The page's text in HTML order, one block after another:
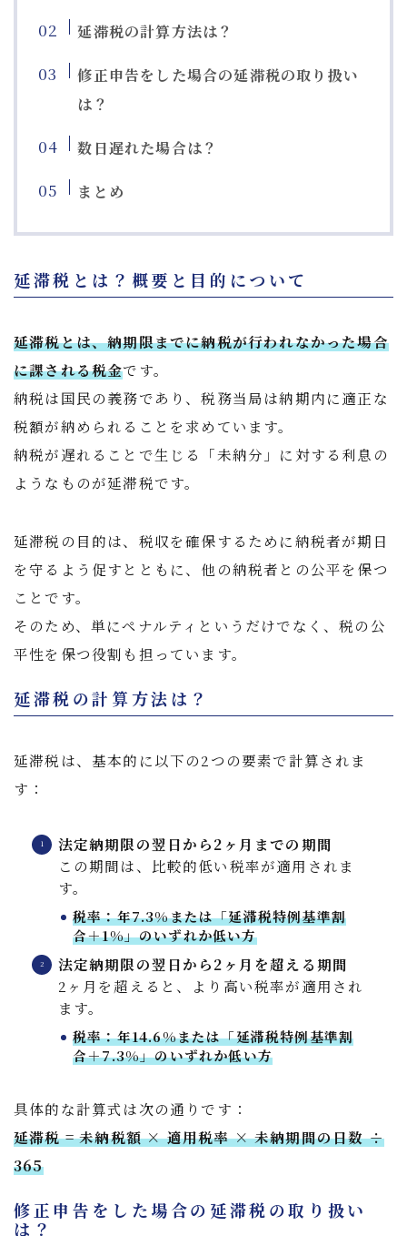
延滞税の計算方法は？
修正申告をした場合の延滞税の取り扱い
は？
数日遅れた場合は？
まとめ
延滞税とは？概要と目的について
延滞税とは、納期限までに納税が行われなかった場合
に課される税金です。
納税は国民の義務であり、税務当局は納期内に適正な
税額が納められることを求めています。
納税が遅れることで生じる「未納分」に対する利息の
ようなものが延滞税です。
延滞税の目的は、税収を確保するために納税者が期日
を守るよう促すとともに、他の納税者との公平を保つ
ことです。
そのため、単にペナルティというだけでなく、税の公
平性を保つ役割も担っています。
延滞税の計算方法は？
延滞税は、基本的に以下の2つの要素で計算されま
す：
法定納期限の翌日から2ヶ月までの期間
この期間は、比較的低い税率が適用されま
す。
税率：年7.3%または「延滞税特例基準割
合＋1%」のいずれか低い方
法定納期限の翌日から2ヶ月を超える期間
2ヶ月を超えると、より高い税率が適用され
ます。
税率：年14.6%または「延滞税特例基準割
合＋7.3%」のいずれか低い方
具体的な計算式は次の通りです：
延滞税 = 未納税額 × 適用税率 × 未納期間の日数 ÷
365
修正申告をした場合の延滞税の取り扱い
は？